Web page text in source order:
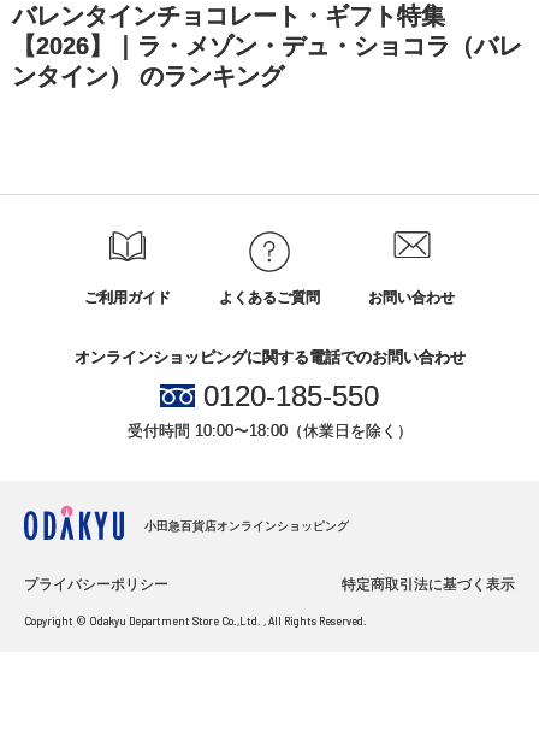
バレンタインチョコレート・ギフト特集
【2026】｜ラ・メゾン・デュ・ショコラ（バレ
ンタイン） のランキング
ご利用ガイド よくあるご質問 お問い合わせ
オンラインショッピングに関する電話でのお問い合わせ
0120-185-550
受付時間 10:00〜18:00（休業日を除く）
小田急百貨店オンラインショッピング
プライバシーポリシー 特定商取引法に基づく表示
Copyright © Odakyu Department Store Co.,Ltd. , All Rights Reserved.